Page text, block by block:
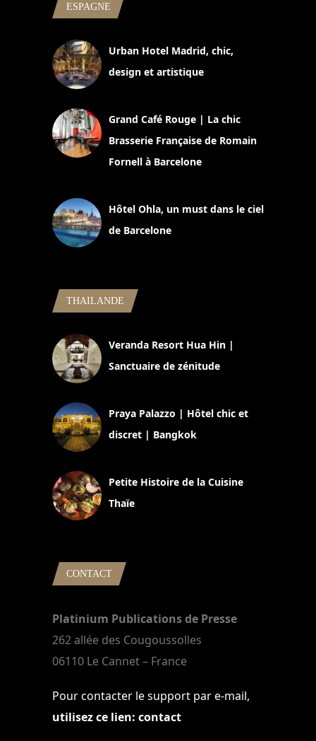
ESPAGNE
Urban Hotel Madrid, chic,
design et artistique
Grand Café Rouge | La chic
Brasserie Française de Romain
Fornell à Barcelone
Hôtel Ohla, un must dans le ciel
de Barcelone
THAILANDE
Veranda Resort Hua Hin |
Sanctuaire de zénitude
Praya Palazzo | Hôtel chic et
discret | Bangkok
Petite Histoire de la Cuisine
Thaïe
CONTACT
Platinium Publications de Presse
262 allée des Cougoussolles
06110 Le Cannet – France
Pour contacter le support par e-mail,
utilisez ce lien: contact